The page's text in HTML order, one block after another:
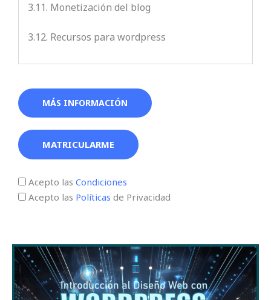
3.11. Monetización del blog
3.12. Recursos para wordpress
MÁS INFORMACIÓN
MATRICULARME
Acepto las Condiciones
Acepto las Políticas de Privacidad